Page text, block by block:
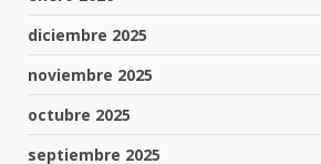
diciembre 2025
noviembre 2025
octubre 2025
septiembre 2025